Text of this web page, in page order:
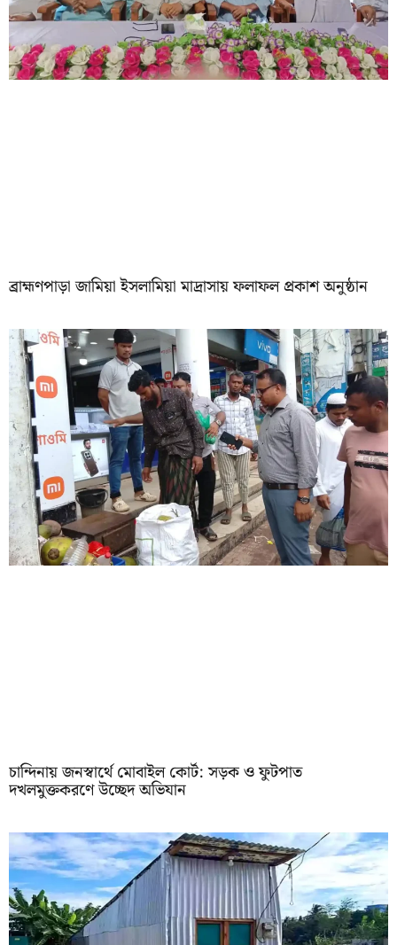
‎ব্রাহ্মণপাড়া জামিয়া ইসলামিয়া মাদ্রাসায় ফলাফল প্রকাশ অনুষ্ঠান
চান্দিনায় জনস্বার্থে মোবাইল কোর্ট: সড়ক ও ফুটপাত
দখলমুক্তকরণে উচ্ছেদ অভিযান